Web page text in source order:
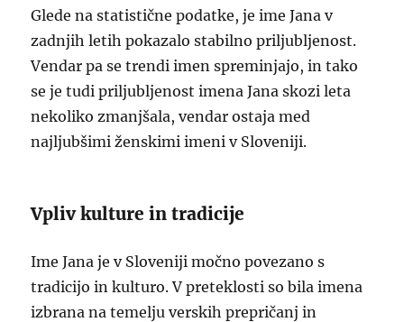
Glede na statistične podatke, je ime Jana v
zadnjih letih pokazalo stabilno priljubljenost.
Vendar pa se trendi imen spreminjajo, in tako
se je tudi priljubljenost imena Jana skozi leta
nekoliko zmanjšala, vendar ostaja med
najljubšimi ženskimi imeni v Sloveniji.
Vpliv kulture in tradicije
Ime Jana je v Sloveniji močno povezano s
tradicijo in kulturo. V preteklosti so bila imena
izbrana na temelju verskih prepričanj in